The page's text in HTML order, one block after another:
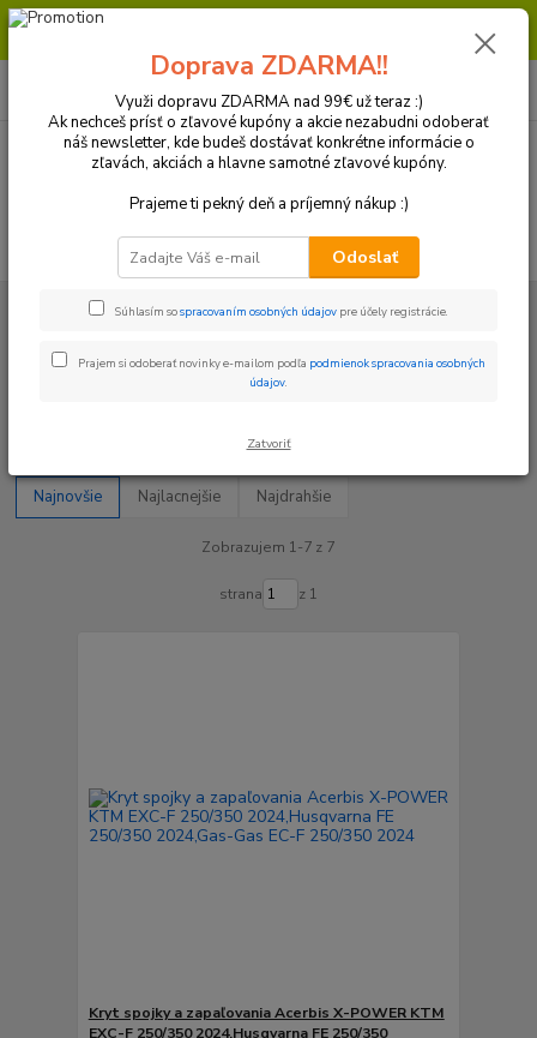
Milí zákazníci, pri objednávke nad 99€ získate poštovné ZDARMA.
(Po-Pia, 8:30-16:30 hod.)
Plasty a Kryty Gas-gas Kryty spojky a zapaľovania
Kryty spojky a zapaľovania
Najnovšie Najlacnejšie Najdrahšie
Zobrazujem 1-7 z 7
strana z 1
Kryt spojky a zapaľovania Acerbis X-POWER KTM
EXC-F 250/350 2024,Husqvarna FE 250/350
Doprava ZDARMA!!
Využi dopravu ZDARMA nad 99€ už teraz :)
Ak nechceš prísť o zľavové kupóny a akcie nezabudni odoberať
náš newsletter, kde budeš dostávať konkrétne informácie o
zľavách, akciách a hlavne samotné zľavové kupóny.
Prajeme ti pekný deň a príjemný nákup :)
Odoslať
Súhlasím sospracovaním osobných údajov pre účely registrácie.
Prajem si odoberať novinky e-mailom podľa podmienok spracovania osobných
údajov.
Zatvoriť